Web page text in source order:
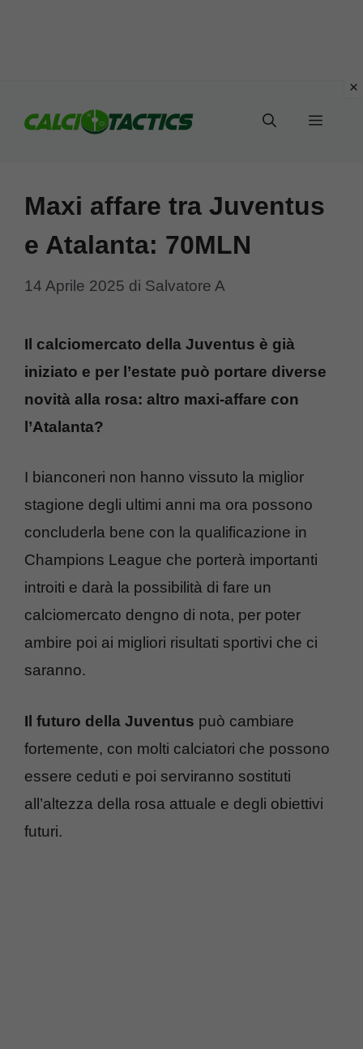
Menu
Maxi affare tra Juventus
e Atalanta: 70MLN
14 Aprile 2025 di Salvatore A
Il calciomercato della Juventus è già
iniziato e per l’estate può portare diverse
novità alla rosa: altro maxi-affare con
l’Atalanta?
I bianconeri non hanno vissuto la miglior
stagione degli ultimi anni ma ora possono
concluderla bene con la qualificazione in
Champions League che porterà importanti
introiti e darà la possibilità di fare un
calciomercato dengno di nota, per poter
ambire poi ai migliori risultati sportivi che ci
saranno.
Il futuro della Juventus può cambiare
fortemente, con molti calciatori che possono
essere ceduti e poi serviranno sostituti
all’altezza della rosa attuale e degli obiettivi
futuri.